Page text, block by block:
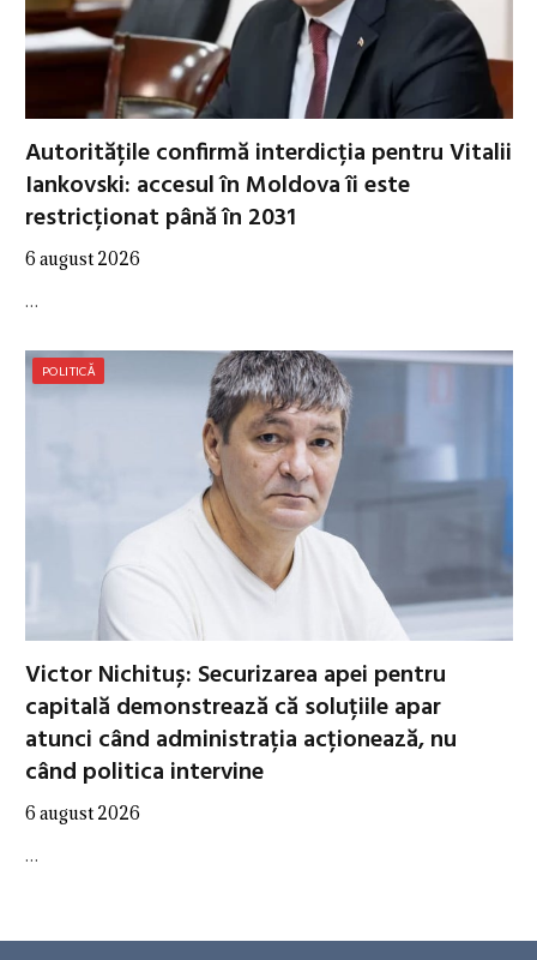
Autoritățile confirmă interdicția pentru Vitalii
Iankovski: accesul în Moldova îi este
restricționat până în 2031
6 august 2026
…
POLITICĂ
Victor Nichituș: Securizarea apei pentru
capitală demonstrează că soluțiile apar
atunci când administrația acționează, nu
când politica intervine
6 august 2026
…